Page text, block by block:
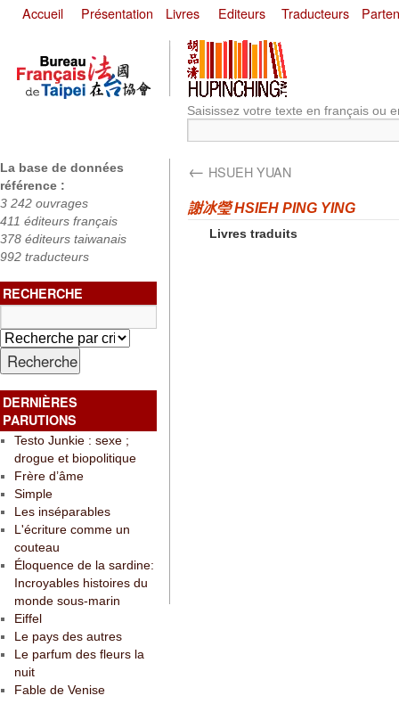
Accueil Présentation Livres Editeurs Traducteurs
Saisissez votre texte en français ou
La base de données
référence :
3 242 ouvrages
411 éditeurs français
378 éditeurs taiwanais
992 traducteurs
RECHERCHE
DERNIÈRES
PARUTIONS
Testo Junkie : sexe ;
drogue et biopolitique
Frère d’âme
Simple
Les inséparables
L'écriture comme un
couteau
Éloquence de la sardine:
Incroyables histoires du
monde sous-marin
Eiffel
Le pays des autres
Le parfum des fleurs la
nuit
Fable de Venise
← HSUEH YUAN
謝冰瑩 HSIEH PING YING
Livres traduits